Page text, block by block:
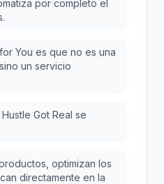
por completo el
You es que no es una
un servicio
Got Real se
optimizan los
directamente en la